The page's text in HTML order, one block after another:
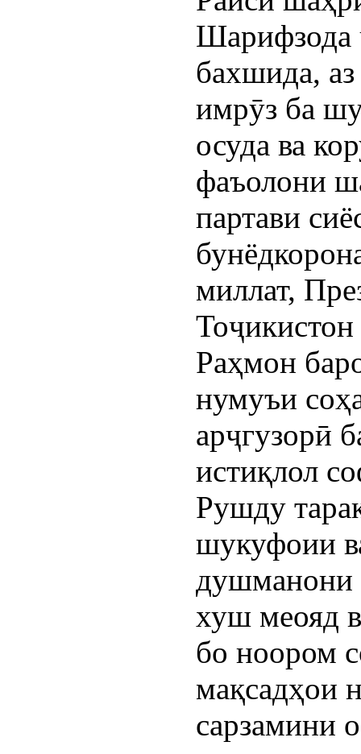
Шарифзода
бахшида,
имрӯз ба
осуда ва
фаъолони
партави
миллат,
Раҳмон
нумуъи
арҷгузорӣ
истиқлол
Рушду
шукуфоии
душманони
хуш меояд
бо ноором
мақсадҳои
сарзамини